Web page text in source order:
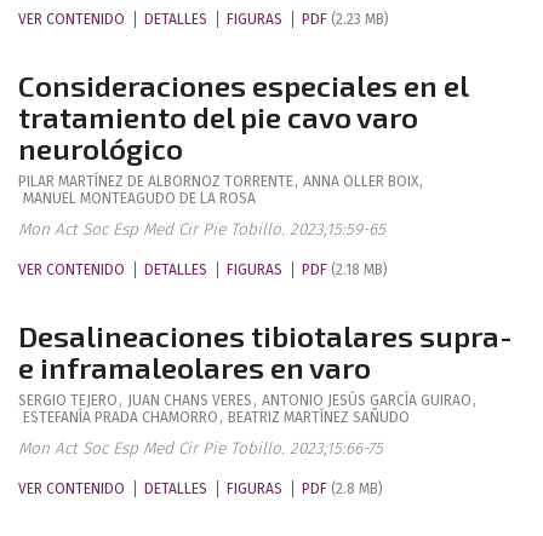
VER CONTENIDO DETALLES FIGURAS PDF (2.23 MB)
Consideraciones especiales en el
tratamiento del pie cavo varo
neurológico
PILAR MARTÍNEZ DE ALBORNOZ TORRENTE, ANNA OLLER BOIX,
MANUEL MONTEAGUDO DE LA ROSA
Mon Act Soc Esp Med Cir Pie Tobillo. 2023;15:59-65
VER CONTENIDO DETALLES FIGURAS PDF (2.18 MB)
Desalineaciones tibiotalares supra-
e inframaleolares en varo
SERGIO TEJERO , JUAN CHANS VERES , ANTONIO JESÚS GARCÍA GUIRAO ,
ESTEFANÍA PRADA CHAMORRO , BEATRIZ MARTÍNEZ SAÑUDO
Mon Act Soc Esp Med Cir Pie Tobillo. 2023;15:66-75
VER CONTENIDO DETALLES FIGURAS PDF (2.8 MB)